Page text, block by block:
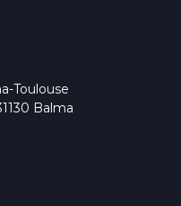
Toulouse
Balma